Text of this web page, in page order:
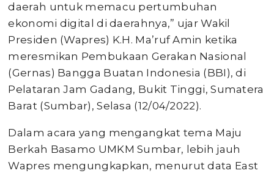
daerah untuk memacu pertumbuhan
ekonomi digital di daerahnya,” ujar Wakil
Presiden (Wapres) K.H. Ma’ruf Amin ketika
meresmikan Pembukaan Gerakan Nasional
(Gernas) Bangga Buatan Indonesia (BBI), di
Pelataran Jam Gadang, Bukit Tinggi, Sumatera
Barat (Sumbar), Selasa (12/04/2022).
Dalam acara yang mengangkat tema Maju
Berkah Basamo UMKM Sumbar, lebih jauh
Wapres mengungkapkan, menurut data East